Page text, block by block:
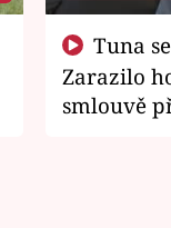
Zarazilo
smlouvě